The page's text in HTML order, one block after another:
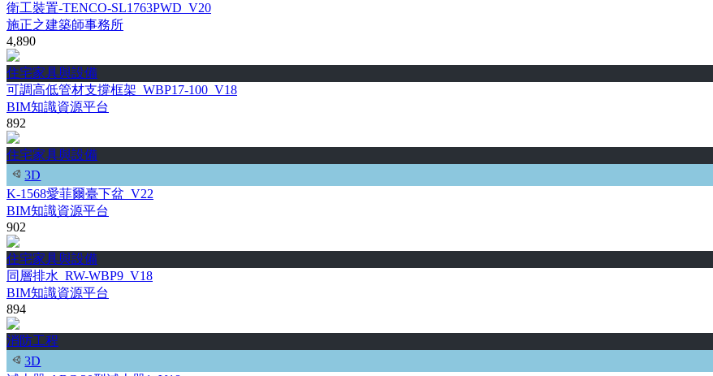
衛工裝置-TENCO-SL1763PWD_V20
施正之建築師事務所
4,890
住宅家具與設備
可調高低管材支撐框架_WBP17-100_V18
BIM知識資源平台
892
住宅家具與設備
3D
K-1568愛菲爾臺下盆_V22
BIM知識資源平台
902
住宅家具與設備
同層排水_RW-WBP9_V18
BIM知識資源平台
894
消防工程
3D